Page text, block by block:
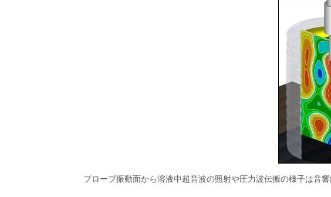
プローブ振動面から溶液中超音波の照射や圧力波伝搬の様子は音響